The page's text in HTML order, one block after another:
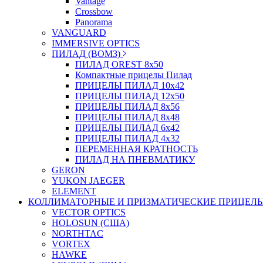
Crossbow
Panorama
VANGUARD
IMMERSIVE OPTICS
ПИЛАД (ВОМЗ)
ПИЛАД OREST 8х50
Компактные прицелы Пилад
ПРИЦЕЛЫ ПИЛАД 10х42
ПРИЦЕЛЫ ПИЛАД 12х50
ПРИЦЕЛЫ ПИЛАД 8х56
ПРИЦЕЛЫ ПИЛАД 8х48
ПРИЦЕЛЫ ПИЛАД 6х42
ПРИЦЕЛЫ ПИЛАД 4х32
ПЕРЕМЕННАЯ КРАТНОСТЬ
ПИЛАД НА ПНЕВМАТИКУ
GERON
YUKON JAEGER
ELEMENT
КОЛЛИМАТОРНЫЕ И ПРИЗМАТИЧЕСКИЕ
VECTOR OPTICS
HOLOSUN (США)
NORTHTAC
VORTEX
HAWKE